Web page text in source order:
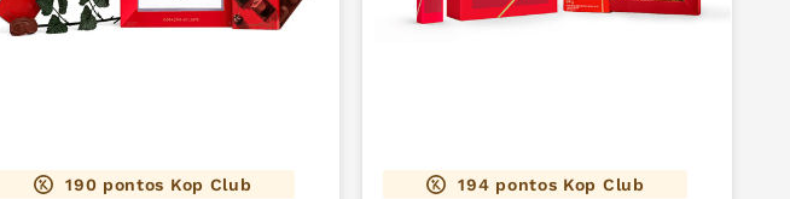
190 pontos Kop Club 194 pontos Kop Club